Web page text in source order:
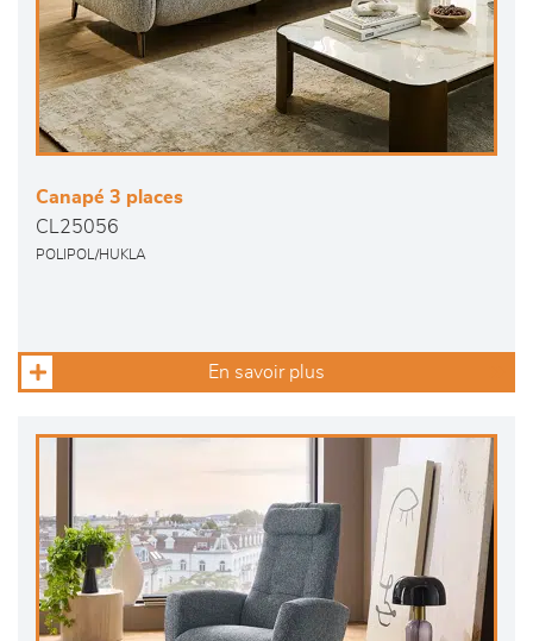
Canapé 3 places
CL25056
POLIPOL/HUKLA
En savoir plus